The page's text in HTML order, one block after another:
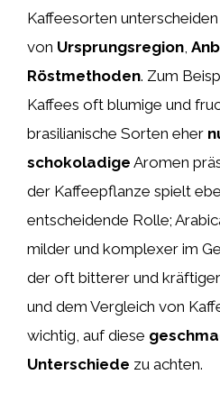
Kaffeesorten
von Ursprungsregion,
Röstmethoden. Zum
Kaffees oft blumige und
brasilianische Sorten eher
schokoladige Aromen
der Kaffeepflanze spielt
entscheidende Rolle;
milder und komplexer im
der oft bitterer und
und dem Vergleich von
wichtig, auf diese
Unterschiede zu achten.